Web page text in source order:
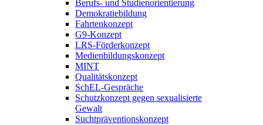
Berufs- und Studienorientierung
Demokratiebildung
Fahrtenkonzept
G9-Konzept
LRS-Förderkonzept
Medienbildungskonzept
MINT
Qualitätskonzept
SchEL-Gespräche
Schutzkonzept gegen sexualisierte
Gewalt
Suchtpräventionskonzept